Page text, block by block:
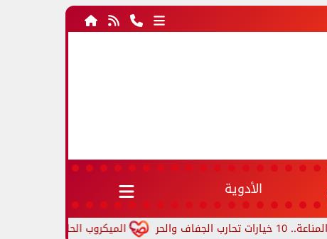
الأدوية
الميكروب الحلزوني.. أعراض جرثومة